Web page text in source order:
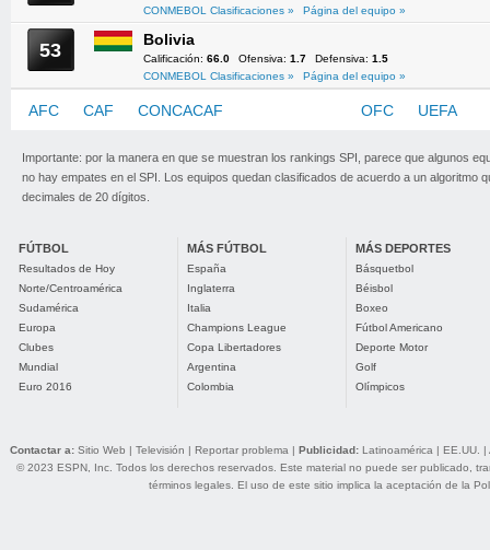
CONMEBOL Clasificaciones »
Página del equipo »
53 Bolivia
Calificación: 66.0 Ofensiva: 1.7 Defensiva: 1.5
CONMEBOL Clasificaciones »
Página del equipo »
AFC CAF CONCACAF OFC UEFA
Importante: por la manera en que se muestran los rankings SPI, parece que algunos
no hay empates en el SPI. Los equipos quedan clasificados de acuerdo a un algoritmo
decimales de 20 dígitos.
FÚTBOL
Resultados de Hoy
Norte/Centroamérica
Sudamérica
Europa
Clubes
Mundial
Euro 2016
MÁS FÚTBOL
España
Inglaterra
Italia
Champions League
Copa Libertadores
Argentina
Colombia
MÁS DEPORTES
Básquetbol
Béisbol
Boxeo
Fútbol Americano
Deporte Motor
Golf
Olímpicos
Contactar a: Sitio Web | Televisión | Reportar problema | Publicidad: Latinoamérica | EE.UU. |
© 2023 ESPN, Inc. Todos los derechos reservados. Este material no puede ser publicado,
términos legales. El uso de este sitio implica la aceptación de la